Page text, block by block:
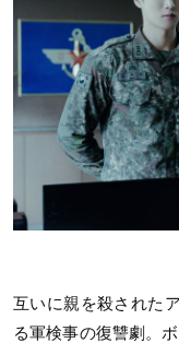
互いに親を殺された
る軍検事の復讐劇。